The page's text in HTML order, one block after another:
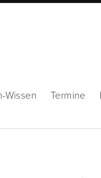
Wissen Termine